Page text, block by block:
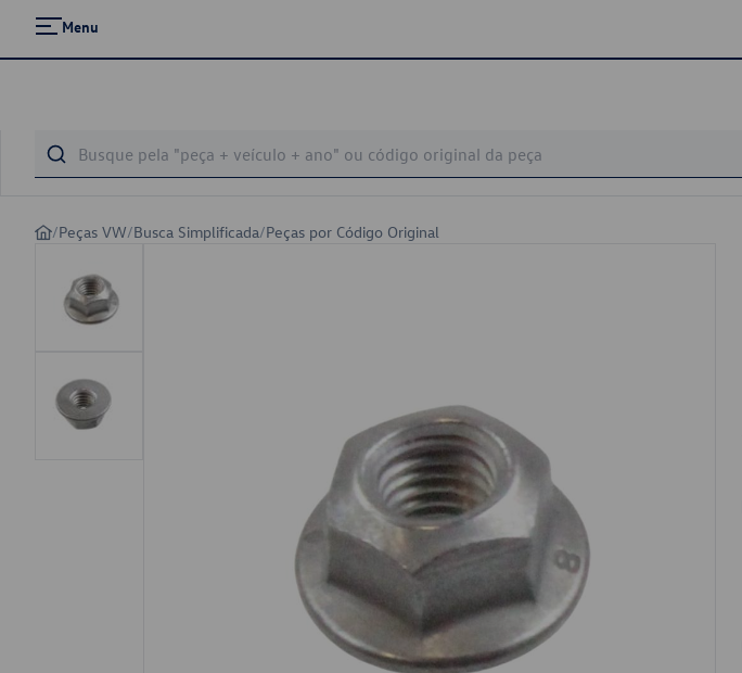
Menu
/Peças VW/Busca Simplificada/Peças por Código Original